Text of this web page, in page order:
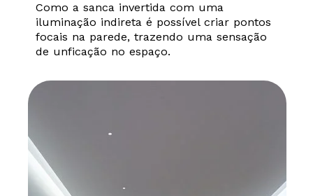
Como a sanca invertida com uma
iluminação indireta é possível criar pontos
focais na parede, trazendo uma sensação
de unficação no espaço.